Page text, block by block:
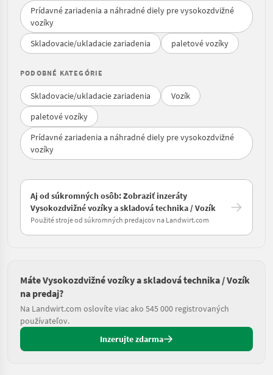
Prídavné zariadenia a náhradné diely pre vysokozdvižné
vozíky
Skladovacie/ukladacie zariadenia
paletové vozíky
PODOBNÉ KATEGÓRIE
Skladovacie/ukladacie zariadenia
Vozík
paletové vozíky
Prídavné zariadenia a náhradné diely pre vysokozdvižné
vozíky
Aj od súkromných osôb: Zobraziť inzeráty
Vysokozdvižné vozíky a skladová technika / Vozík
Použité stroje od súkromných predajcov na Landwirt.com
Máte Vysokozdvižné vozíky a skladová technika / Vozík
na predaj?
Na Landwirt.com oslovíte viac ako 545 000 registrovaných
používateľov.
Inzerujte zdarma